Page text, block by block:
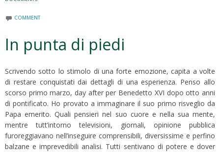
COMMENT
In punta di piedi
Scrivendo sotto lo stimolo di una forte emozione, capita a volte
di restare conquistati dai dettagli di una esperienza. Penso allo
scorso primo marzo, day after per Benedetto XVI dopo otto anni
di pontificato. Ho provato a immaginare il suo primo risveglio da
Papa emerito. Quali pensieri nel suo cuore e nella sua mente,
mentre tutt’intorno televisioni, giornali, opinione pubblica
furoreggiavano nell’inseguire comprensibili, diversissime e perfino
balzane e imprevedibili analisi. Tutti sentivano di potere e dover